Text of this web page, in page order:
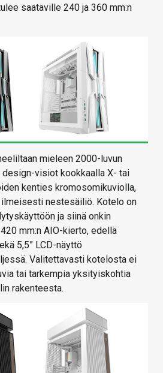
saataville 240 ja 360 mm:n
mieleen 2000-luvun
visiot kookkaalla X- tai
kenties kromosomikuviolla,
nestesäiliö. Kotelo on
ja siinä onkin
mm:n AIO-kierto, edellä
5,5” LCD-näyttö
Valitettavasti kotelosta ei
tai tarkempia yksityiskohtia
rakenteesta.